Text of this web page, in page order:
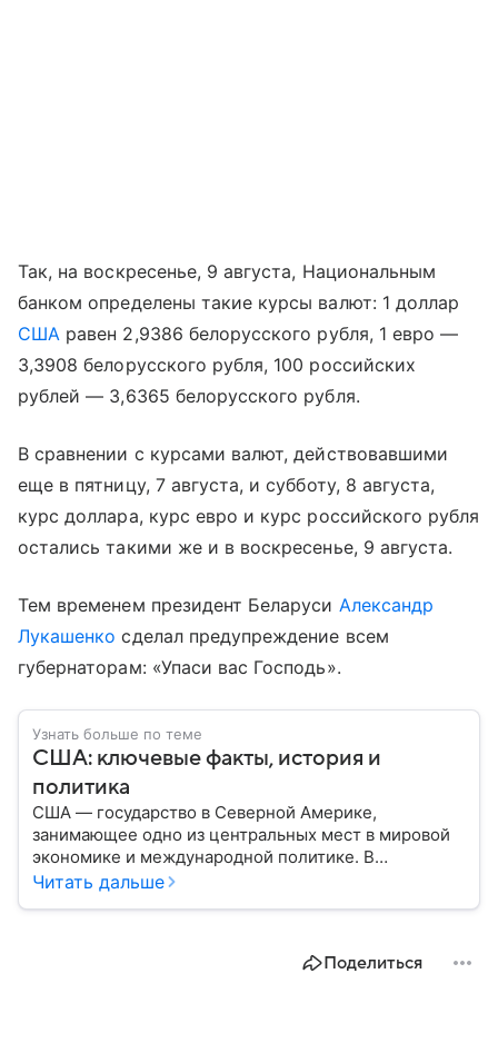
Так, на воскресенье, 9 августа, Национальным
банком определены такие курсы валют: 1 доллар
США равен 2,9386 белорусского рубля, 1 евро —
3,3908 белорусского рубля, 100 российских
рублей — 3,6365 белорусского рубля.
В сравнении с курсами валют, действовавшими
еще в пятницу, 7 августа, и субботу, 8 августа,
курс доллара, курс евро и курс российского рубля
остались такими же и в воскресенье, 9 августа.
Тем временем президент Беларуси Александр
Лукашенко сделал предупреждение всем
губернаторам: «Упаси вас Господь».
Узнать больше по теме
США: ключевые факты, история и
политика
США — государство в Северной Америке,
занимающее одно из центральных мест в мировой
экономике и международной политике. В
материале — основные сведения об этой стране.
Читать дальше
Поделиться